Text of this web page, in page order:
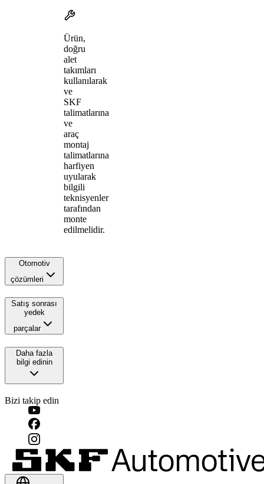
Ürün,
doğru
alet
takımları
kullanılarak
ve
SKF
talimatlarına
ve
araç
montaj
talimatlarına
harfiyen
uyularak
bilgili
teknisyenler
tarafından
monte
edilmelidir.
Otomotiv
çözümleri
Satış sonrası
yedek
parçalar
Daha fazla
bilgi edinin
Bizi takip edin